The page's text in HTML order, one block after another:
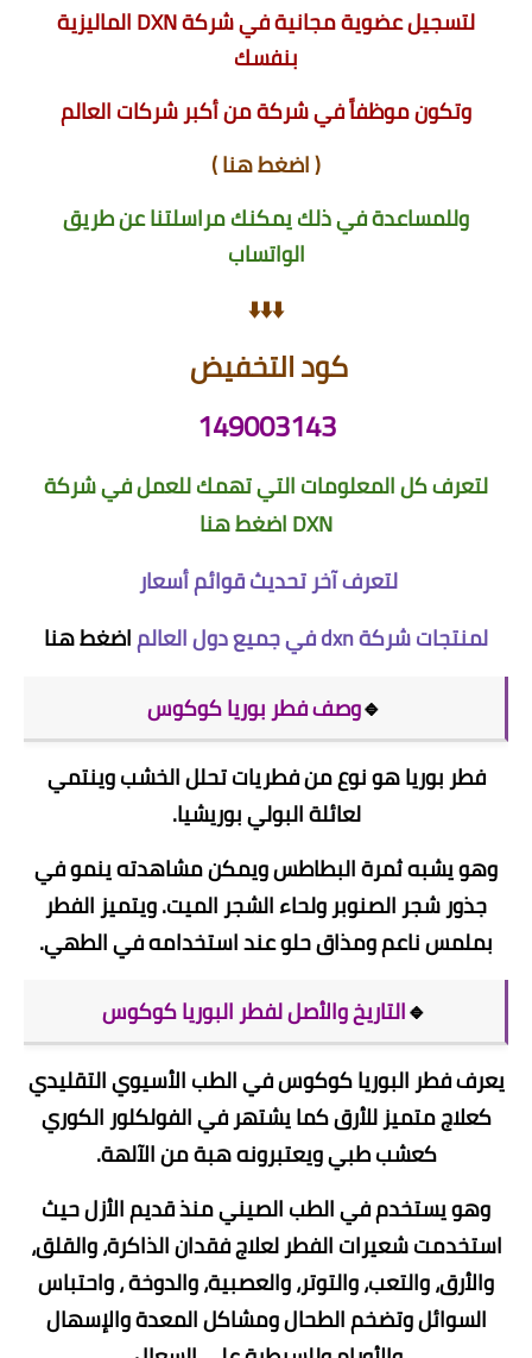
لتسجيل عضوية مجانية في شركة DXN الماليزية
بنفسك
وتكون موظفاً في شركة من أكبر شركات العالم
(اضغط هنا)
وللمساعدة في ذلك يمكنك مراسلتنا عن طريق
الواتساب
⬇️⬇️⬇️
كود التخفيض
149003143
لتعرف كل المعلومات التي تهمك للعمل في شركة
DXNاضغط هنا
لتعرف آخر تحديث قوائم أسعار
لمنتجات شركة dxn في جميع دول العالم
اضغط هنا
🔹وصف فطر بوريا كوكوس
فطر بوريا هو نوع من فطريات تحلل الخشب وينتمي
لعائلة البولي بوريشيا.
وهو يشبه ثمرة البطاطس ويمكن مشاهدته ينمو في
جذور شجر الصنوبر ولحاء الشجر الميت. ويتميز الفطر
بملمس ناعم ومذاق حلو عند استخدامه في الطهي.
🔹التاريخ والأصل لفطر البوريا كوكوس
يعرف فطر البوريا كوكوس في الطب الأسيوي التقليدي
كعلاج متميز للأرق كما يشتهر في الفولكلور الكوري
كعشب طبي ويعتبرونه هبة من الآلهة.
وهو يستخدم في الطب الصيني منذ قديم الأزل حيث
استخدمت شعيرات الفطر لعلاج فقدان الذاكرة، والقلق،
والأرق، والتعب، والتوتر، والعصبية، والدوخة ، واحتباس
السوائل وتضخم الطحال ومشاكل المعدة والإسهال